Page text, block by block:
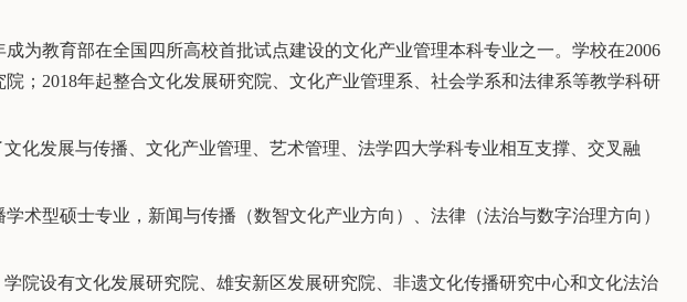
为教育部在全国四所高校首批试点建设的文化产业管理本科专业之一。学校在2006
；2018年起整合文化发展研究院、文化产业管理系、社会学系和法律系等教学科研
化发展与传播、文化产业管理、艺术管理、法学四大学科专业相互支撑、交叉融
术型硕士专业，新闻与传播（数智文化产业方向）、法律（法治与数字治理方向）
院设有文化发展研究院、雄安新区发展研究院、非遗文化传播研究中心和文化法治